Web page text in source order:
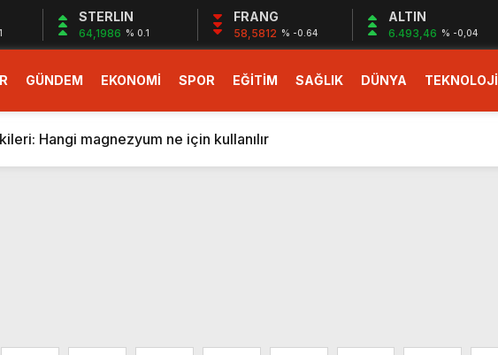
STERLIN
64,1986 % 0.1
FRANG
58,5812 % -0.64
ALTIN
6.493,46 % -0,04
GÜNDEM EKONOMİ SPOR EĞİTİM SAĞLIK DÜNYA TEKNOLOJİ
dev teklif
gelecek yeni özellikler belli oldu
Hangi magnezyum ne için kullanılır
başlıyor